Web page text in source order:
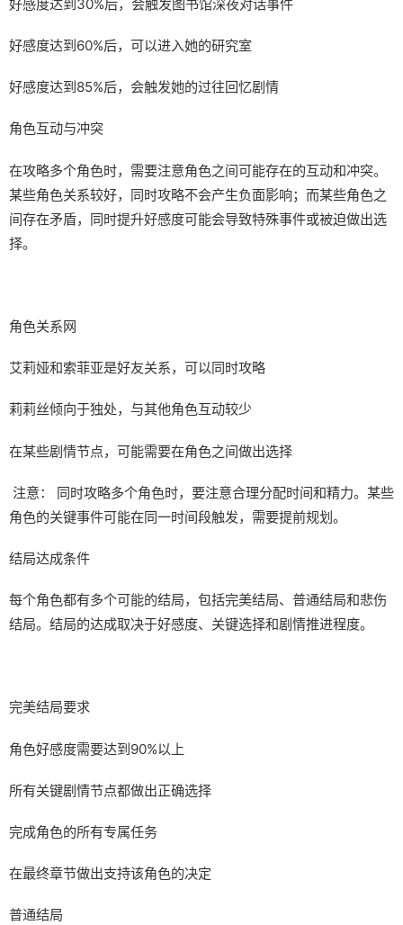
好感度达到30%后，会触发图书馆深夜对话事件
好感度达到60%后，可以进入她的研究室
好感度达到85%后，会触发她的过往回忆剧情
角色互动与冲突
在攻略多个角色时，需要注意角色之间可能存在的互动和冲突。
某些角色关系较好，同时攻略不会产生负面影响；而某些角色之
间存在矛盾，同时提升好感度可能会导致特殊事件或被迫做出选
择。
角色关系网
艾莉娅和索菲亚是好友关系，可以同时攻略
莉莉丝倾向于独处，与其他角色互动较少
在某些剧情节点，可能需要在角色之间做出选择
注意： 同时攻略多个角色时，要注意合理分配时间和精力。某些
角色的关键事件可能在同一时间段触发，需要提前规划。
结局达成条件
每个角色都有多个可能的结局，包括完美结局、普通结局和悲伤
结局。结局的达成取决于好感度、关键选择和剧情推进程度。
完美结局要求
角色好感度需要达到90%以上
所有关键剧情节点都做出正确选择
完成角色的所有专属任务
在最终章节做出支持该角色的决定
普通结局